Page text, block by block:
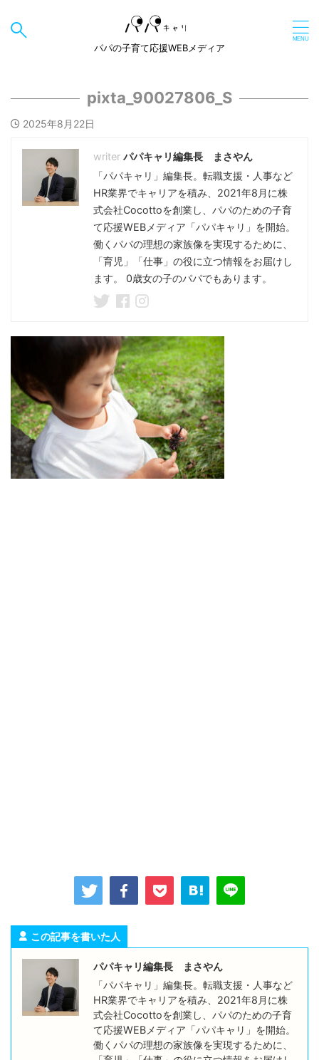
パパの子育て応援WEBメディア
pixta_90027806_S
2025年8月22日
パパキャリ編集長 まさやん
「パパキャリ」編集長。転職支援・人事など
HR業界でキャリアを積み、2021年8月に株
式会社Cocottoを創業し、パパのための子育
て応援WEBメディア「パパキャリ」を開始。
働くパパの理想の家族像を実現するために、
「育児」「仕事」の役に立つ情報をお届けし
ます。 0歳女の子のパパでもあります。
この記事を書いた人
パパキャリ編集長 まさやん
「パパキャリ」編集長。転職支援・人事など
HR業界でキャリアを積み、2021年8月に株
式会社Cocottoを創業し、パパのための子育
て応援WEBメディア「パパキャリ」を開始。
働くパパの理想の家族像を実現するために、